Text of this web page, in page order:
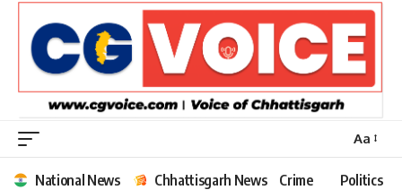
Font
Resizer
Aa
National News Chhattisgarh News Crime Politics